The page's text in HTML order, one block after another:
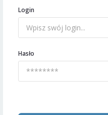
Login
Hasło